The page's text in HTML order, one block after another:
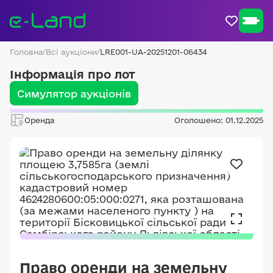
Головна/Всі аукціони/LRE001-UA-20251201-06434
Інформація про лот
Симулятор аукціонів
Оренда Оголошено: 01.12.2025
Право оренди на земельну